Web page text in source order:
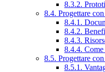
8.3.2.
8.4. Progettare
8.4.1.
8.4.2.
8.4.3.
8.4.4.
8.5. Progettare
8.5.1.